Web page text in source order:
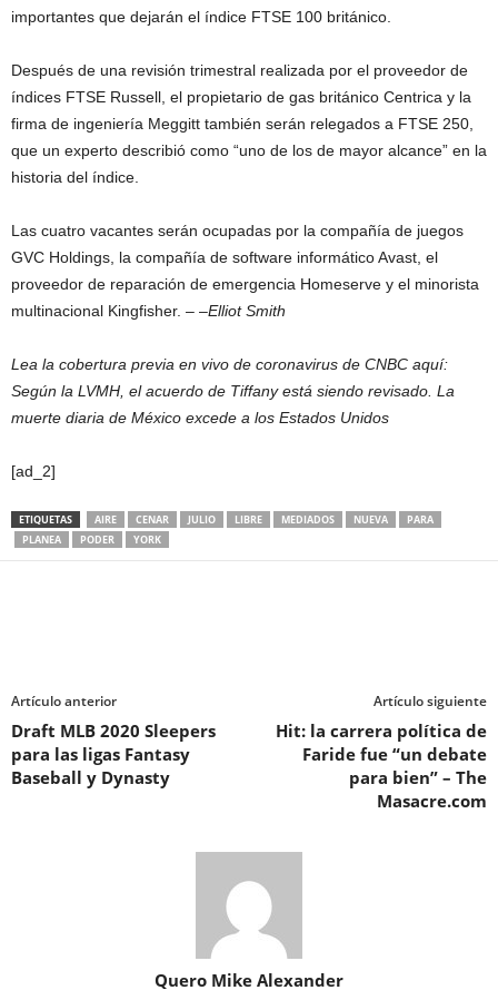
importantes que dejarán el índice FTSE 100 británico.
Después de una revisión trimestral realizada por el proveedor de
índices FTSE Russell, el propietario de gas británico Centrica y la
firma de ingeniería Meggitt también serán relegados a FTSE 250,
que un experto describió como “uno de los de mayor alcance” en la
historia del índice.
Las cuatro vacantes serán ocupadas por la compañía de juegos
GVC Holdings, la compañía de software informático Avast, el
proveedor de reparación de emergencia Homeserve y el minorista
multinacional Kingfisher. – –Elliot Smith
Lea la cobertura previa en vivo de coronavirus de CNBC aquí:
Según la LVMH, el acuerdo de Tiffany está siendo revisado. La
muerte diaria de México excede a los Estados Unidos
[ad_2]
ETIQUETAS AIRE CENAR JULIO LIBRE MEDIADOS NUEVA
PARA
PLANEA
PODER YORK
Artículo anterior
Draft MLB 2020 Sleepers
para las ligas Fantasy
Baseball y Dynasty
Artículo siguiente
Hit: la carrera política de
Faride fue “un debate
para bien” – The
Masacre.com
Quero Mike Alexander